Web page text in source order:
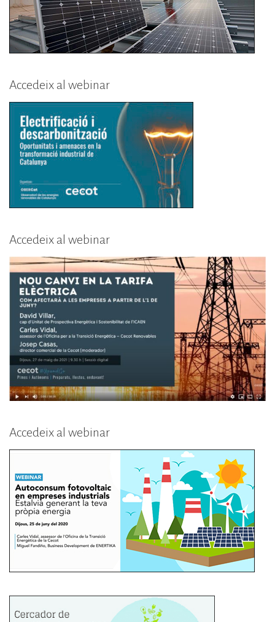
Accedeix al webinar
Accedeix al webinar
Accedeix al webinar